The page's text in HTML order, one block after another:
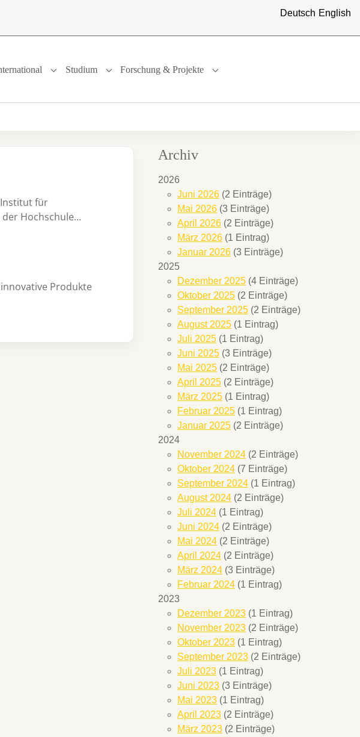
Deutsch English
for "Studiengänge"
Submenu for "International"
Studium
Submenu for "Studium"
Forschung & Projekte
Submenu for "Forschung & Projekte"
Institut für
der Hochschule…
Produkte
Archiv
2026
Juni 2026 (2 Einträge)
Mai 2026 (3 Einträge)
April 2026 (2 Einträge)
März 2026 (1 Eintrag)
Januar 2026 (3 Einträge)
2025
Dezember 2025 (4 Einträge)
Oktober 2025 (2 Einträge)
September 2025 (2 Einträge)
August 2025 (1 Eintrag)
Juli 2025 (1 Eintrag)
Juni 2025 (3 Einträge)
Mai 2025 (2 Einträge)
April 2025 (2 Einträge)
März 2025 (1 Eintrag)
Februar 2025 (1 Eintrag)
Januar 2025 (2 Einträge)
2024
November 2024 (2 Einträge)
Oktober 2024 (7 Einträge)
September 2024 (1 Eintrag)
August 2024 (2 Einträge)
Juli 2024 (1 Eintrag)
Juni 2024 (2 Einträge)
Mai 2024 (2 Einträge)
April 2024 (2 Einträge)
März 2024 (3 Einträge)
Februar 2024 (1 Eintrag)
2023
Dezember 2023 (1 Eintrag)
November 2023 (2 Einträge)
Oktober 2023 (1 Eintrag)
September 2023 (2 Einträge)
Juli 2023 (1 Eintrag)
Juni 2023 (3 Einträge)
Mai 2023 (1 Eintrag)
April 2023 (2 Einträge)
März 2023 (2 Einträge)